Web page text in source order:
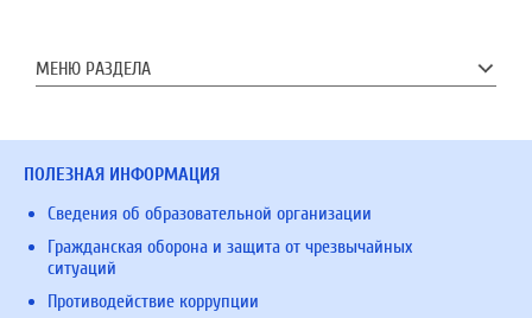
МЕНЮ РАЗДЕЛА
ПОЛЕЗНАЯ ИНФОРМАЦИЯ
Сведения об образовательной организации
Гражданская оборона и защита от чрезвычайных
ситуаций
Противодействие коррупции